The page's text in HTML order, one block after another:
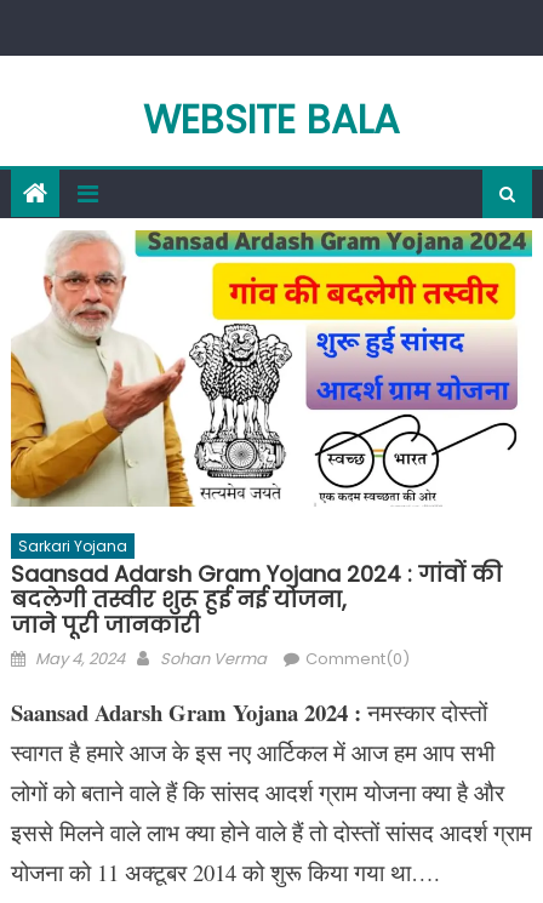
WEBSITE BALA
Sarkari Yojana
Saansad Adarsh Gram Yojana 2024 : गांवों की
बदलेगी तस्वीर शुरू हुई नई योजना,
जाने पूरी जानकारी
Posted
May 4, 2024 Author
Sohan Verma Comment(0)
Saansad Adarsh Gram Yojana 2024 : नमस्कार दोस्तों
स्वागत है हमारे आज के इस नए आर्टिकल में आज हम आप सभी
लोगों को बताने वाले हैं कि सांसद आदर्श ग्राम योजना क्या है और
इससे मिलने वाले लाभ क्या होने वाले हैं तो दोस्तों सांसद आदर्श ग्राम
योजना को 11 अक्टूबर 2014 को शुरू किया गया था….